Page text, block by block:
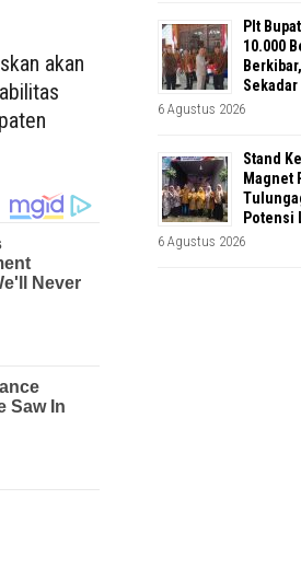
akan
Plt
10.000
6 Agustus 2026
Stand
Magnet
Potensi
6 Agustus 2026